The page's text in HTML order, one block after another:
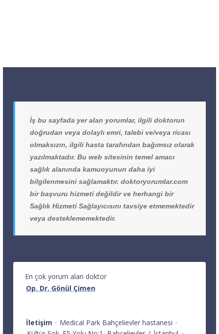
İş bu sayfada yer alan yorumlar, ilgili doktorun
doğrudan veya dolaylı emri, talebi ve/veya ricası
olmaksızın, ilgili hasta tarafından bağımsız olarak
yazılmaktadır. Bu web sitesinin temel amacı
sağlık alanında kamuoyunun daha iyi
bilgilenmesini sağlamaktır. doktoryorumlar.com
bir başvuru hizmeti değildir ve herhangi bir
Sağlık Hizmeti Sağlayıcısını tavsiye etmemektedir
veya desteklememektedir.
En çok yorum alan doktor
Op. Dr. Gönül Çimen
İletişim · Medical Park Bahçelievler hastanesi ·